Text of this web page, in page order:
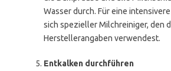
Wasser durch. Für eine
sich spezieller Milchreiniger, den
Herstellerangaben verwendest.
Entkalken durchführen